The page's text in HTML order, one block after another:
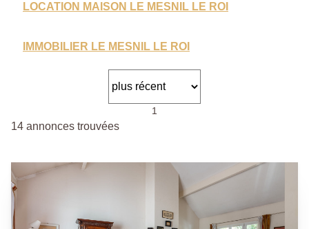
LOCATION MAISON LE MESNIL LE ROI
IMMOBILIER LE MESNIL LE ROI
1
14 annonces trouvées